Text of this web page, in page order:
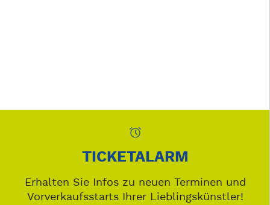
TICKETALARM
Erhalten Sie Infos zu neuen Terminen und
Vorverkaufsstarts Ihrer Lieblingskünstler!